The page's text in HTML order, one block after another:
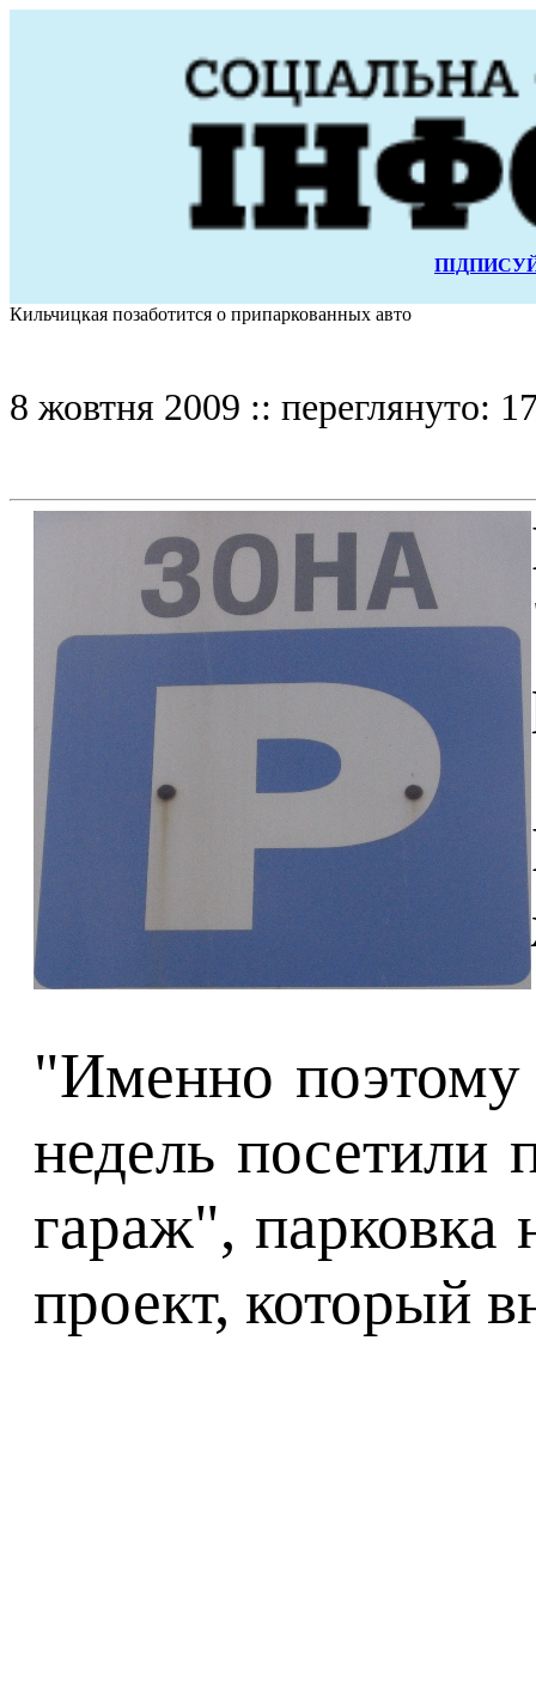
Кильчицкая позаботится о припаркованных авто
8 жовтня 2009 :: переглянуто:
"Именно поэтому
недель посетили
гараж", парковка
проект, который